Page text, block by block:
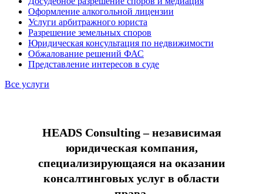
Оформление алкогольной лицензии
Услуги арбитражного юриста
Разрешение земельных споров
Юридическая консультация по недвижимости
Обжалование решений ФАС
Представление интересов в суде
Все услуги
HEADS Consulting – независимая
юридическая компания,
специализирующаяся на оказании
консалтинговых услуг в области